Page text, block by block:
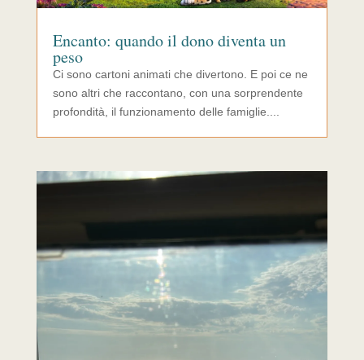
Encanto: quando il dono diventa un
peso
Ci sono cartoni animati che divertono. E poi ce ne
sono altri che raccontano, con una sorprendente
profondità, il funzionamento delle famiglie....